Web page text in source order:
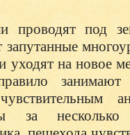
проводят под
уходят на новое
занимают
за несколько